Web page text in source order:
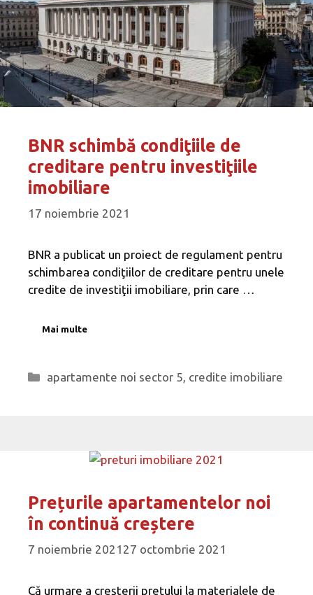
BNR schimbă condiţiile de
creditare pentru investiţiile
imobiliare
17 noiembrie 2021
BNR a publicat un proiect de regulament pentru
schimbarea condiţiilor de creditare pentru unele
credite de investiţii imobiliare, prin care …
Mai multe
Categorii
apartamente noi sector 5, credite imobiliare
Prețurile apartamentelor noi
în continuă creștere
7 noiembrie 2021 27 octombrie 2021
Că urmare a creșterii prețului la materialele de